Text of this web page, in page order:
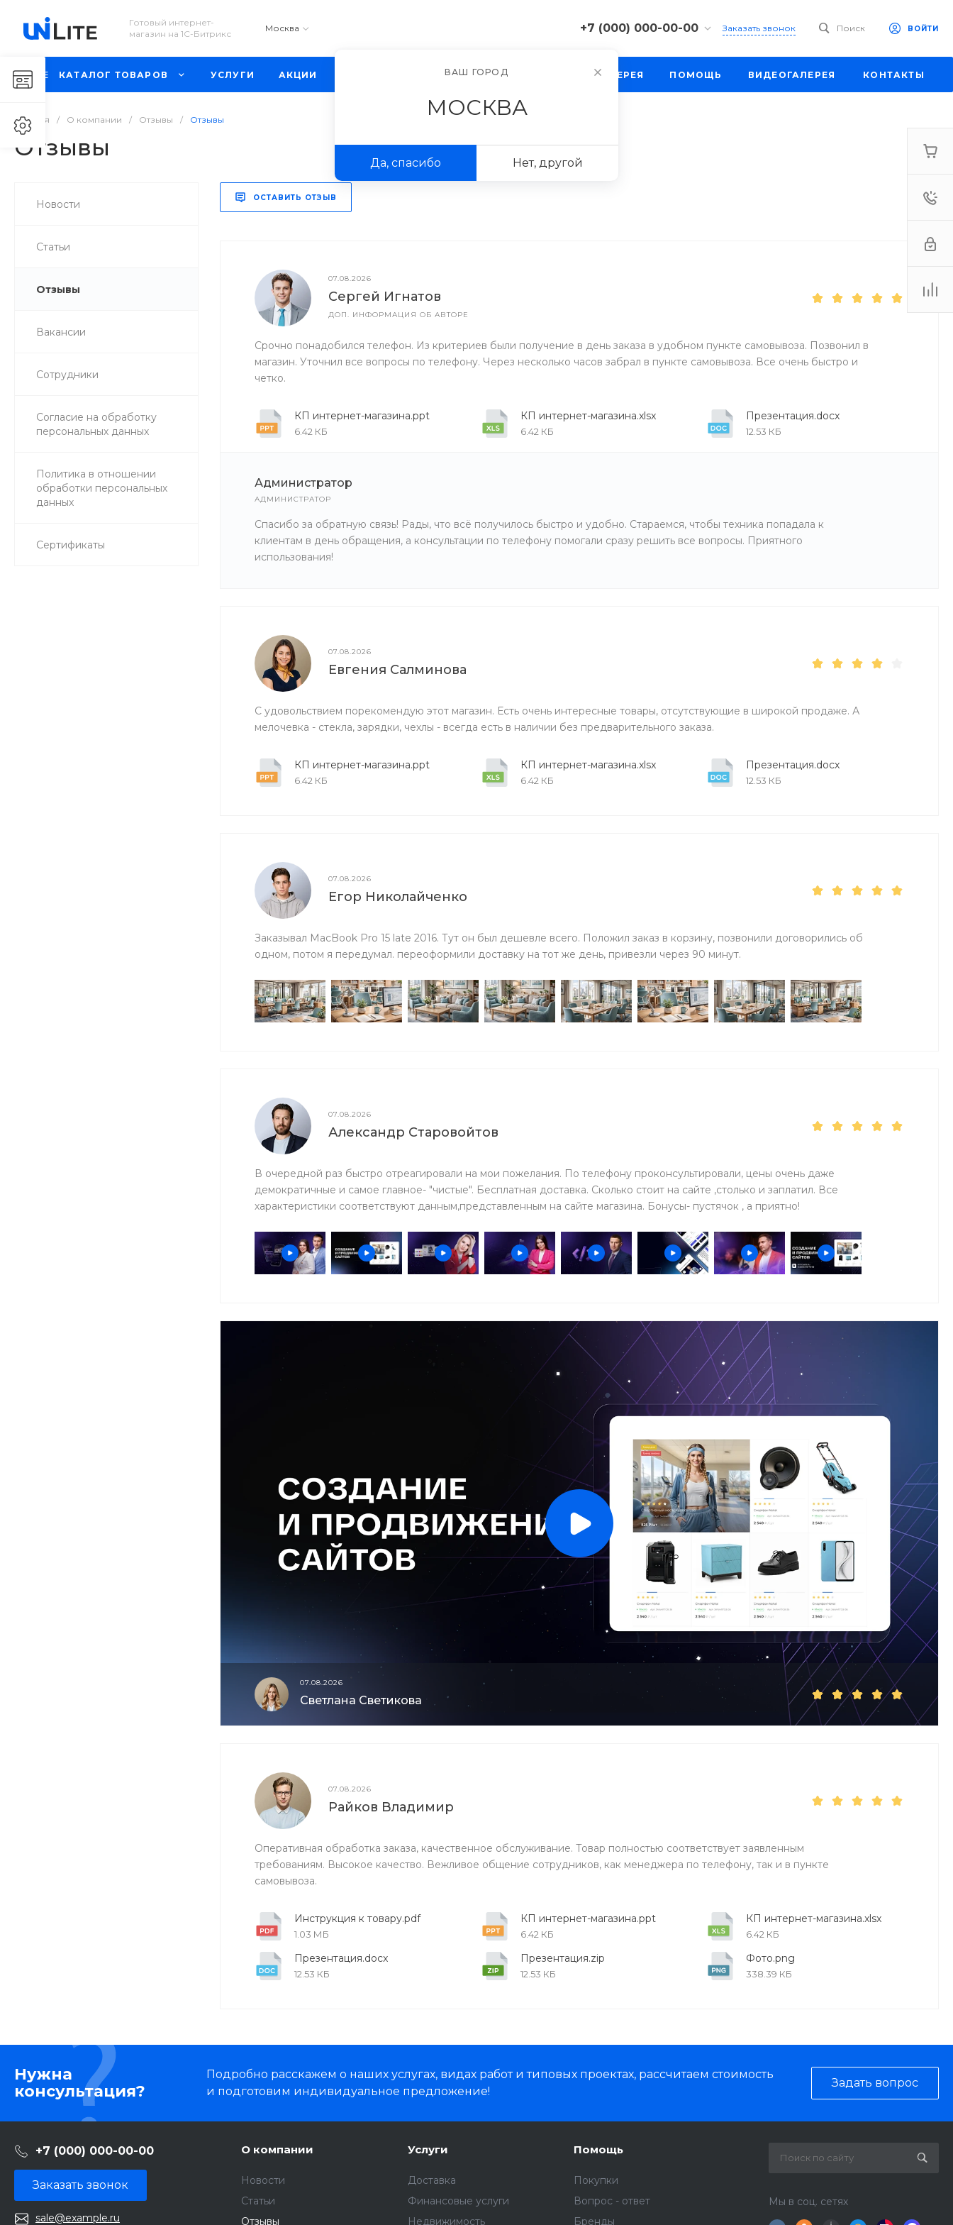
Готовый интернет-
магазин на 1С-Битрикс
Москва +7 (000) 000-00-00
г. Москва, ул. Шапкина,
Заказать звонок Поиск ВОЙТИ
КАТАЛОГ ТОВАРОВ УСЛУГИ АКЦИИ БЛОГ ПРОЕКТЫ ФОТОГАЛЕРЕЯ ПОМОЩЬ ВИДЕОГАЛЕРЕЯ КОНТАКТЫ
Главная / О компании / Отзывы / Отзывы
Отзывы
Новости
Статьи
Отзывы
Вакансии
Сотрудники
Согласие на обработку
персональных данных
Политика в отношении
обработки персональных
данных
Сертификаты
ОСТАВИТЬ ОТЗЫВ
07.08.2026
Сергей Игнатов
ДОП. ИНФОРМАЦИЯ ОБ АВТОРЕ
Срочно понадобился телефон. Из критериев были получение в день заказа в удобном пункте самовывоза. Позвонил в
магазин. Уточнил все вопросы по телефону. Через несколько часов забрал в пункте самовывоза. Все очень быстро и
четко.
КП интернет-магазина.ppt
6.42 КБ
КП интернет-магазина.xlsx
6.42 КБ
Презентация.docx
12.53 КБ
Администратор
АДМИНИСТРАТОР
Спасибо за обратную связь! Рады, что всё получилось быстро и удобно. Стараемся, чтобы техника попадала к
клиентам в день обращения, а консультации по телефону помогали сразу решить все вопросы. Приятного
использования!
07.08.2026
Евгения Салминова
С удовольствием порекомендую этот магазин. Есть очень интересные товары, отсутствующие в широкой продаже. А
мелочевка - стекла, зарядки, чехлы - всегда есть в наличии без предварительного заказа.
КП интернет-магазина.ppt
6.42 КБ
КП интернет-магазина.xlsx
6.42 КБ
Презентация.docx
12.53 КБ
07.08.2026
Егор Николайченко
Заказывал MacBook Pro 15 late 2016. Тут он был дешевле всего. Положил заказ в корзину, позвонили договорились об
одном, потом я передумал. переоформили доставку на тот же день, привезли через 90 минут.
07.08.2026
Александр Старовойтов
В очередной раз быстро отреагировали на мои пожелания. По телефону проконсультировали, цены очень даже
демократичные и самое главное- "чистые". Бесплатная доставка. Сколько стоит на сайте ,столько и заплатил. Все
характеристики соответствуют данным,представленным на сайте магазина. Бонусы- пустячок , а приятно!
07.08.2026
Светлана Светикова
07.08.2026
Райков Владимир
Оперативная обработка заказа, качественное обслуживание. Товар полностью соответствует заявленным
требованиям. Высокое качество. Вежливое общение сотрудников, как менеджера по телефону, так и в пункте
самовывоза.
Инструкция к товару.pdf
1.03 МБ
КП интернет-магазина.ppt
6.42 КБ
КП интернет-магазина.xlsx
6.42 КБ
Презентация.docx
12.53 КБ
Презентация.zip
12.53 КБ
Фото.png
338.39 КБ
Нужна
консультация?
Подробно расскажем о наших услугах, видах работ и типовых проектах, рассчитаем стоимость
и подготовим индивидуальное предложение!
Задать вопрос
+7 (000) 000-00-00
Заказать звонок
sale@example.ru
О компании
Новости
Статьи
Отзывы
Услуги
Доставка
Финансовые услуги
Недвижимость
Помощь
Покупки
Вопрос - ответ
Бренды
Мы в соц. сетях
ВАШ ГОРОД
МОСКВА
Да, спасибо Нет, другой